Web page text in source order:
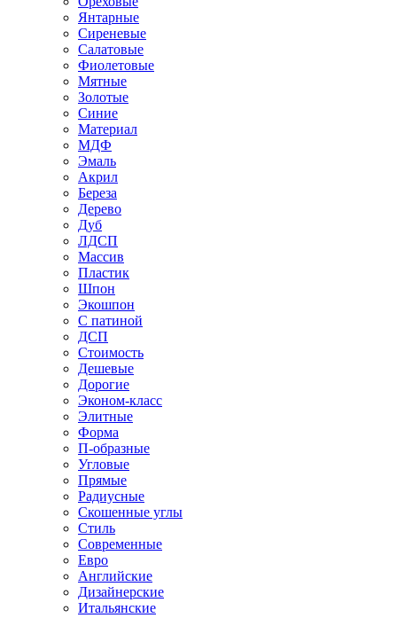
Янтарные
Сиреневые
Салатовые
Фиолетовые
Мятные
Золотые
Синие
Материал
МДФ
Эмаль
Акрил
Береза
Дерево
Дуб
ЛДСП
Массив
Пластик
Шпон
Экошпон
С патиной
ДСП
Стоимость
Дешевые
Дорогие
Эконом-класс
Элитные
Форма
П-образные
Угловые
Прямые
Радиусные
Скошенные углы
Стиль
Современные
Евро
Английские
Дизайнерские
Итальянские